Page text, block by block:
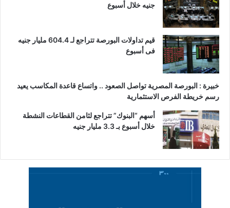
جنيه خلال أسبوع
قيم تداولات البورصة تتراجع لـ 604.4 مليار جنيه
فى أسبوع
خبيرة : البورصة المصرية تواصل الصعود .. واتساع قاعدة المكاسب يعيد
رسم خريطة الفرص الاستثمارية
أسهم “البنوك” تتراجع لثامن القطاعات النشطة
خلال أسبوع بـ 3.3 مليار جنيه